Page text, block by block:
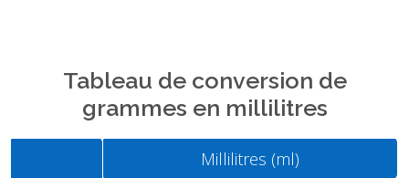
Tableau de conversion de
grammes en millilitres
Millilitres (ml)